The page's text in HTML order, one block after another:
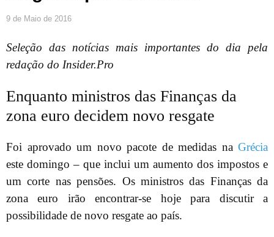
9 de Maio de 2016
Seleção das notícias mais importantes do dia pela
redação do Insider.Pro
Enquanto ministros das Finanças da
zona euro decidem novo resgate
Foi aprovado um novo pacote de medidas na Grécia
este domingo – que inclui um aumento dos impostos e
um corte nas pensões. Os ministros das Finanças da
zona euro irão encontrar-se hoje para discutir a
possibilidade de novo resgate ao país.